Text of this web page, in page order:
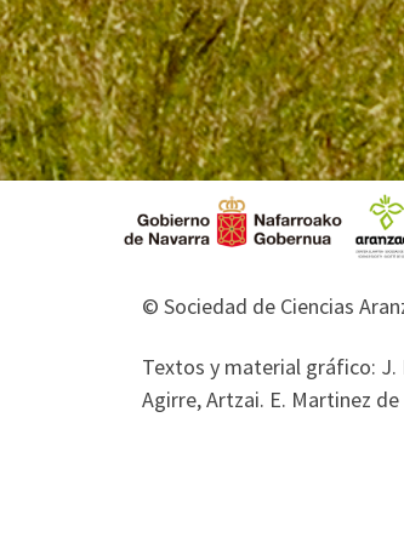
© Sociedad de Ciencias
Textos y material gráfico: J.
Agirre, Artzai. E. Martinez